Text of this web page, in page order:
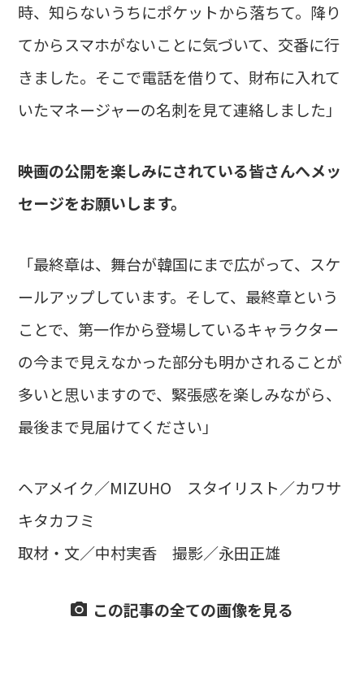
時、知らないうちにポケットから落ちて。降り
てからスマホがないことに気づいて、交番に行
きました。そこで電話を借りて、財布に入れて
いたマネージャーの名刺を見て連絡しました」
――映画の公開を楽しみにされている皆さんへメッ
セージをお願いします。
「最終章は、舞台が韓国にまで広がって、スケ
ールアップしています。そして、最終章という
ことで、第一作から登場しているキャラクター
の今まで見えなかった部分も明かされることが
多いと思いますので、緊張感を楽しみながら、
最後まで見届けてください」
ヘアメイク／MIZUHO スタイリスト／カワサ
キタカフミ
取材・文／中村実香 撮影／永田正雄
この記事の全ての画像を見る